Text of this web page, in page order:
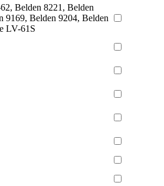
Belden 8221, Belden
9169, Belden 9204, Belden
LV-61S